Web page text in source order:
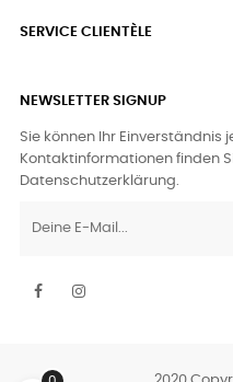
SERVICE CLIENTÈLE
NEWSLETTER SIGNUP
Sie können Ihr Einverständnis
Kontaktinformationen finden
Datenschutzerklärung.
Facebook